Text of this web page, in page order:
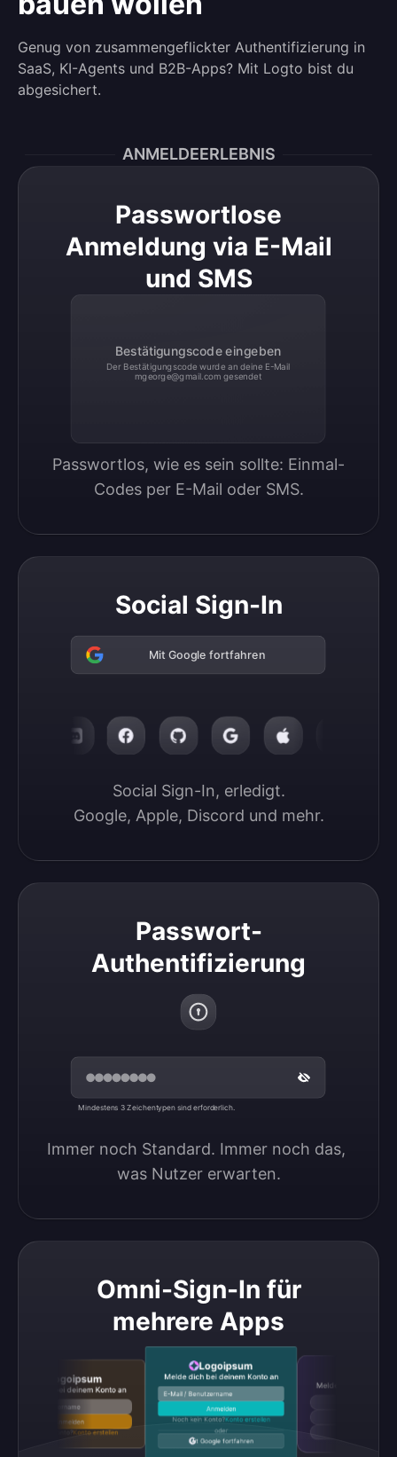
Genug von zusammengeflickter Authentifizierung in
SaaS, KI-Agents und B2B-Apps? Mit Logto bist du
abgesichert.
ANMELDEERLEBNIS
Passwortlose
Anmeldung via E-Mail
und SMS
Bestätigungscode eingeben
Der Bestätigungscode wurde an deine E-Mail
mgeorge@gmail.com gesendet
Passwortlos, wie es sein sollte: Einmal-
Codes per E-Mail oder SMS.
Social Sign-In
Mit Google fortfahren
Social Sign-In, erledigt.
Google, Apple, Discord und mehr.
Passwort-
Authentifizierung
Mindestens 3 Zeichentypen sind erforderlich.
Immer noch Standard. Immer noch das,
was Nutzer erwarten.
Omni-Sign-In für
mehrere Apps
Logoipsum
Melde dich bei deinem Konto an
Anmelden
Konto erstellen
Logoipsum
Melde dich bei deinem Konto an
E-Mail / Benutzername
Anmelden
Noch kein Konto?Konto erstellen
oder
Mit Google fortfahren
Melde dich bei deinem